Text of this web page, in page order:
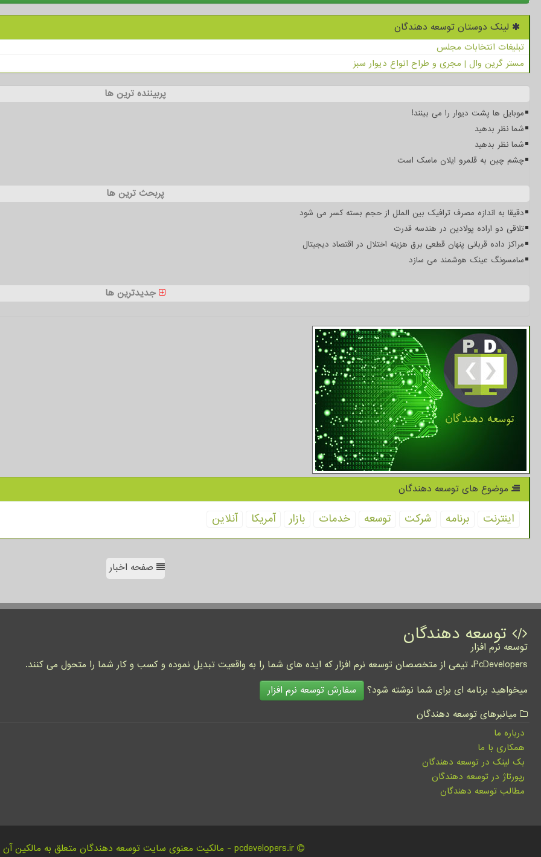
لینک دوستان توسعه دهندگان
تبلیغات انتخابات مجلس
مستر گرین وال | مجری و طراح انواع دیوار سبز
پربیننده ترین ها
موبایل ها پشت دیوار را می بینند!
شما نظر بدهید
شما نظر بدهید
چشم چین به قلمرو ایلان ماسک است
پربحث ترین ها
دقیقا به اندازه مصرف ترافیک بین الملل از حجم بسته کسر می شود
تلاقی دو اراده پولادین در هندسه قدرت
مراکز داده قربانی پنهان قطعی برق هزینه اختلال در اقتصاد دیجیتال
سامسونگ عینک هوشمند می سازد
جدیدترین ها
موضوع های توسعه دهندگان
اینترنت برنامه شركت توسعه خدمات بازار آمریكا آنلاین
صفحه اخبار
توسعه دهندگان
توسعه نرم افزار
PcDevelopers، تیمی از متخصصان توسعه نرم افزار که ایده های شما را به واقعیت تبدیل نموده و کسب و کار شما را متحول می کنند.
میخواهید برنامه ای برای شما نوشته شود؟
سفارش توسعه نرم افزار
میانبرهای توسعه دهندگان
درباره ما
همکاری با ما
بک لینک در توسعه دهندگان
رپورتاژ در توسعه دهندگان
مطالب توسعه دهندگان
pcdevelopers.ir - مالکیت معنوی سایت توسعه دهندگان متعلق به مالکین آن می باشد